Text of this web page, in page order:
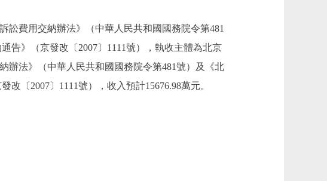
費用交納辦法》（中華人民共和國國務院令第481
告》（京發改〔2007〕1111號），執收主體為北京
辦法》（中華人民共和國國務院令第481號）及《北
〔2007〕1111號），收入預計15676.98萬元。